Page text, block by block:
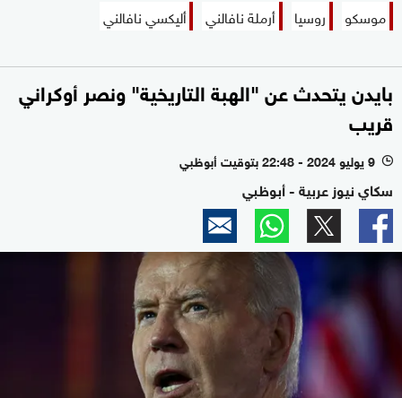
موسكو روسيا أرملة نافالني أليكسي نافالني
بايدن يتحدث عن "الهبة التاريخية" ونصر أوكراني
قريب
l 9 يوليو 2024 - 22:48 بتوقيت أبوظبي
سكاي نيوز عربية - أبوظبي